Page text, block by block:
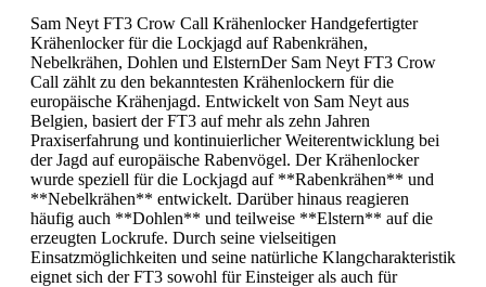
Sam Neyt FT3 Crow Call Krähenlocker Handgefertigter
Krähenlocker für die Lockjagd auf Rabenkrähen,
Nebelkrähen, Dohlen und ElsternDer Sam Neyt FT3 Crow
Call zählt zu den bekanntesten Krähenlockern für die
europäische Krähenjagd. Entwickelt von Sam Neyt aus
Belgien, basiert der FT3 auf mehr als zehn Jahren
Praxiserfahrung und kontinuierlicher Weiterentwicklung bei
der Jagd auf europäische Rabenvögel. Der Krähenlocker
wurde speziell für die Lockjagd auf **Rabenkrähen** und
**Nebelkrähen** entwickelt. Darüber hinaus reagieren
häufig auch **Dohlen** und teilweise **Elstern** auf die
erzeugten Lockrufe. Durch seine vielseitigen
Einsatzmöglichkeiten und seine natürliche Klangcharakteristik
eignet sich der FT3 sowohl für Einsteiger als auch für